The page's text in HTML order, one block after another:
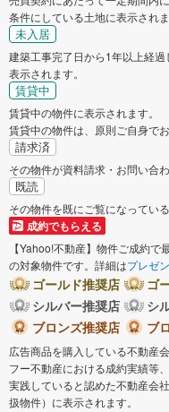
条件にしている土地に表示されま
未入居
建築工事完了日から1年以上経
表示されます。
賃貸中
賃貸中の物件に表示されます。
賃貸中の物件は、原則ご自身で
請求済
その物件が資料請求・お問い合
既読
その物件を既にご覧になってい
成約でもらえる
【Yahoo!不動産】物件ご成約
の対象物件です。詳細はプレゼ
ゴールド推奨店
ゴ
シルバー推奨店
シ
ブロンズ推奨店
ブ
広告商品を購入している不動産
フー不動産における成約実績等
実践していると認めた不動産会
扱物件）に表示されます。